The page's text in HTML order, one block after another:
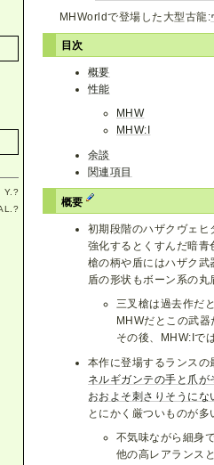
MHWorldで登場した大型古龍:
目次
概要
性能
MHW
MHW:I
余談
関連項目
概要
初期段階のハザクヴェヒ
強化するとくすんだ暗青
槍の柄や盾にはハザク武
盾の形状もボーン系の丸
三叉槍は過去作だと
MHWだとこの武器
その後、MHW:Iで
本作に登場するランスの
ネルギガンテの手と爪が
おおよそ刺さりそうにな
とにかく厳ついものが多
不気味ながら細身
他の高レアランス
Y. ?
?